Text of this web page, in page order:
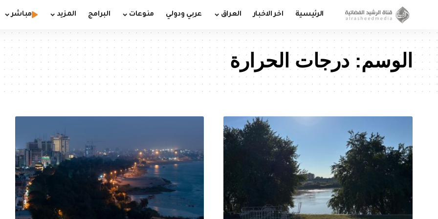
الرئيسية اخر الاخبار العراق عربي ودولي منوعات البرامج المزيد مباشر
الوسم: درجات الحرارة